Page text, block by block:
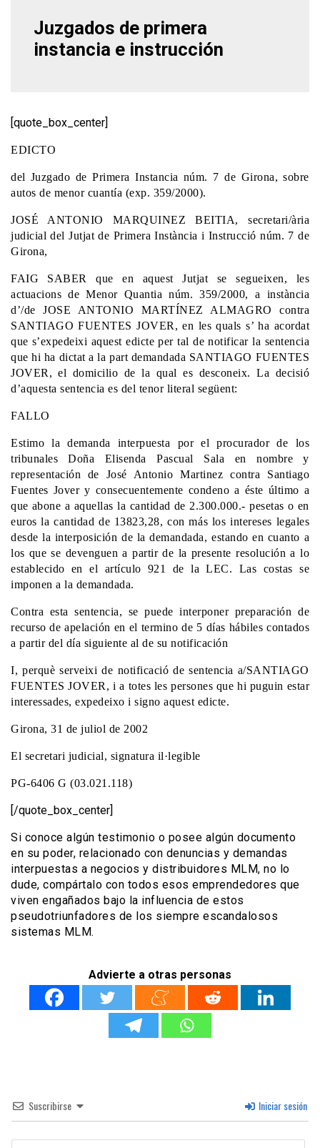
Juzgados de primera
instancia e instrucción
[quote_box_center]
EDICTO
del Juzgado de Primera Instancia núm. 7 de Girona, sobre
autos de menor cuantía (exp. 359/2000).
JOSÉ ANTONIO MARQUINEZ BEITIA, secretari/ària
judicial del Jutjat de Primera Instància i Instrucció núm. 7 de
Girona,
FAIG SABER que en aquest Jutjat se segueixen, les
actuacions de Menor Quantia núm. 359/2000, a instància
d’/de JOSE ANTONIO MARTÍNEZ ALMAGRO contra
SANTIAGO FUENTES JOVER, en les quals s’ ha acordat
que s’expedeixi aquest edicte per tal de notificar la sentencia
que hi ha dictat a la part demandada SANTIAGO FUENTES
JOVER, el domicilio de la qual es desconeix. La decisió
d’aquesta sentencia es del tenor literal següent:
FALLO
Estimo la demanda interpuesta por el procurador de los
tribunales Doña Elisenda Pascual Sala en nombre y
representación de José Antonio Martinez contra Santiago
Fuentes Jover y consecuentemente condeno a éste último a
que abone a aquellas la cantidad de 2.300.000.- pesetas o en
euros la cantidad de 13823,28, con más los intereses legales
desde la interposición de la demandada, estando en cuanto a
los que se devenguen a partir de la presente resolución a lo
establecido en el artículo 921 de la LEC. Las costas se
imponen a la demandada.
Contra esta sentencia, se puede interponer preparación de
recurso de apelación en el termino de 5 días hábiles contados
a partir del día siguiente al de su notificación
I, perquè serveixi de notificació de sentencia a/SANTIAGO
FUENTES JOVER, i a totes les persones que hi puguin estar
interessades, expedeixo i signo aquest edicte.
Girona, 31 de juliol de 2002
El secretari judicial, signatura il·legible
PG-6406 G (03.021.118)
[/quote_box_center]
Si conoce algún testimonio o posee algún documento
en su poder, relacionado con denuncias y demandas
interpuestas a negocios y distribuidores MLM, no lo
dude, compártalo con todos esos emprendedores que
viven engañados bajo la influencia de estos
pseudotriunfadores de los siempre escandalosos
sistemas MLM.
Advierte a otras personas
Suscribirse Iniciar sesión